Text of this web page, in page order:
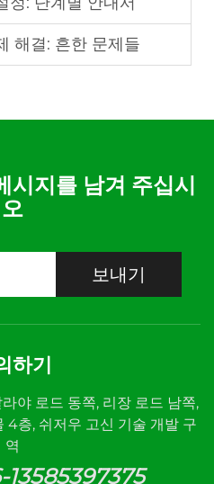
해결: 흔한 문제들
시지를 남겨 주십시
오
보내기
하기
야 로드 동쪽, 리장 로드 남쪽,
4층, 쉬저우 고신 기술 개발 구
역
13585397375